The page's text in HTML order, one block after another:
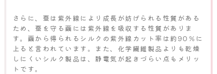
さらに、蚕は紫外線により成長が妨げられる性質がある
ため、蚕を守る繭には紫外線を吸収する性質がありま
す。繭から得られるシルクの紫外線カット率は約90％に
上ると言われています。また、化学繊維製品よりも乾燥
しにくいシルク製品は、静電気が起きづらい点もメリッ
トです。